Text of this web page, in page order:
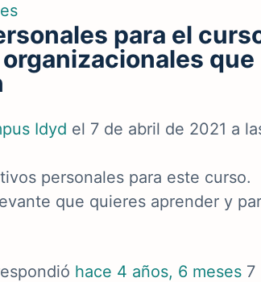
para el
que
Idyd el 7 de abril de 2021 a
personales para este curso.
que quieres aprender y
hace 4 años, 6 meses 7